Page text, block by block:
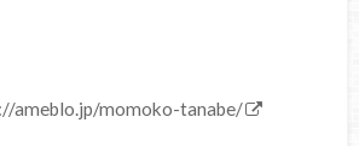
ameblo.jp/momoko-tanabe/